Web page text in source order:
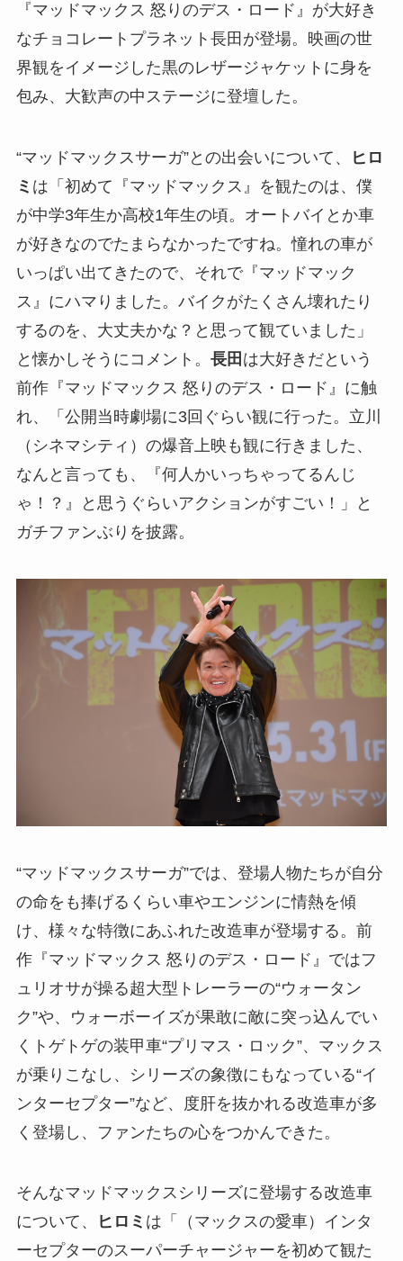
『マッドマックス 怒りのデス・ロード』が大好き
なチョコレートプラネット長田が登場。映画の世
界観をイメージした黒のレザージャケットに身を
包み、大歓声の中ステージに登壇した。
“マッドマックスサーガ”との出会いについて、
ヒロ
ミ は「初めて『マッドマックス』を観たのは、僕
が中学3年生か高校1年生の頃。オートバイとか車
が好きなのでたまらなかったですね。憧れの車が
いっぱい出てきたので、それで『マッドマック
ス』にハマりました。バイクがたくさん壊れたり
するのを、大丈夫かな？と思って観ていました」
と懐かしそうにコメント。 長田 は大好きだという
前作『マッドマックス 怒りのデス・ロード』に触
れ、「公開当時劇場に3回ぐらい観に行った。立川
（シネマシティ）の爆音上映も観に行きました、
なんと言っても、『何人かいっちゃってるんじ
ゃ！？』と思うぐらいアクションがすごい！」と
ガチファンぶりを披露。
“マッドマックスサーガ”では、登場人物たちが自分
の命をも捧げるくらい車やエンジンに情熱を傾
け、様々な特徴にあふれた改造車が登場する。前
作『マッドマックス 怒りのデス・ロード』ではフ
ュリオサが操る超大型トレーラーの“ウォータン
ク”や、ウォーボーイズが果敢に敵に突っ込んでい
くトゲトゲの装甲車“プリマス・ロック”、マックス
が乗りこなし、シリーズの象徴にもなっている“イ
ンターセプター”など、度肝を抜かれる改造車が多
く登場し、ファンたちの心をつかんできた。
そんなマッドマックスシリーズに登場する改造車
について、
ヒロミ は「（マックスの愛車）インタ
ーセプターのスーパーチャージャーを初めて観た